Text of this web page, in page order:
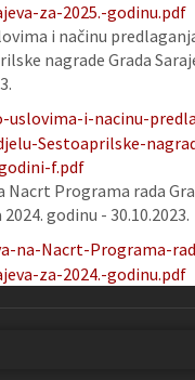
za-2025.-godinu.pdf
i načinu
nagrade Grada
uslovima-i-nacinu-
Sestoaprilske-
f.pdf
Nacrt Programa rada
godinu - 30.10.2023.
na-Nacrt-Programa-
za-2024.-godinu.pdf